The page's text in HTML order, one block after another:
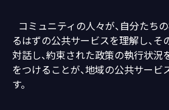
コミュニティの人々が、自分たち
るはずの公共サービスを理解し、そ
対話し、約束された政策の執行状
をつけることが、地域の公共サー
す。